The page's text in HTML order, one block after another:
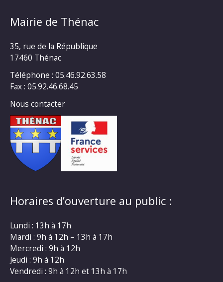
Mairie de Thénac
35, rue de la République
17460 Thénac
Téléphone : 05.46.92.63.58
Fax : 05.92.46.68.45
Nous contacter
Horaires d’ouverture au public :
Lundi : 13h à 17h
Mardi : 9h à 12h – 13h à 17h
Mercredi : 9h à 12h
Jeudi : 9h à 12h
Vendredi : 9h à 12h et 13h à 17h